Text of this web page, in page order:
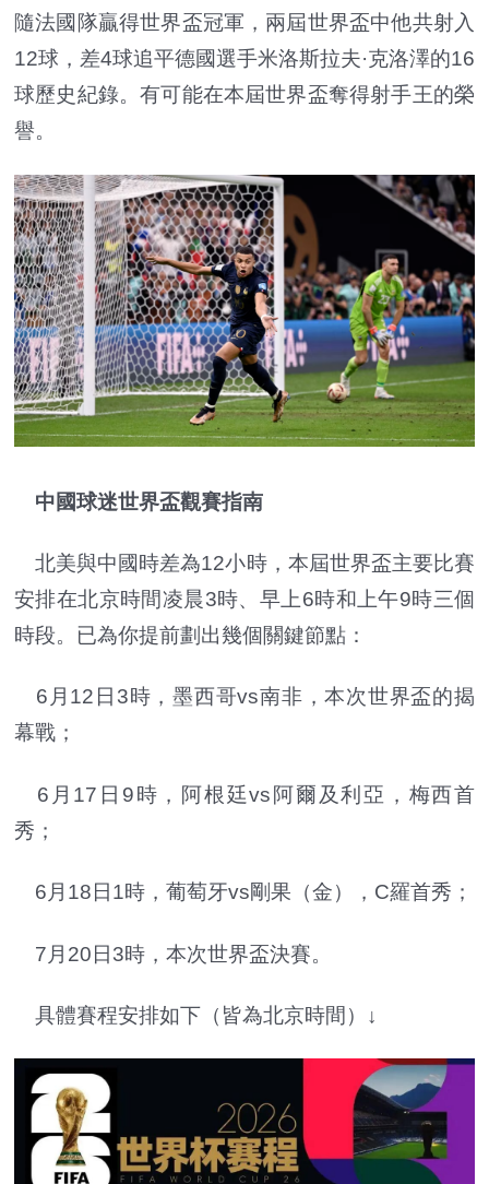
隨法國隊贏得世界盃冠軍，兩屆世界盃中他共射入
12球，差4球追平德國選手米洛斯拉夫·克洛澤的16
球歷史紀錄。有可能在本屆世界盃奪得射手王的榮
譽。
中國球迷世界盃觀賽指南
北美與中國時差為12小時，本屆世界盃主要比賽
安排在北京時間凌晨3時、早上6時和上午9時三個
時段。已為你提前劃出幾個關鍵節點：
6月12日3時，墨西哥vs南非，本次世界盃的揭
幕戰；
6月17日9時，阿根廷vs阿爾及利亞，梅西首
秀；
6月18日1時，葡萄牙vs剛果（金），C羅首秀；
7月20日3時，本次世界盃決賽。
具體賽程安排如下（皆為北京時間）↓